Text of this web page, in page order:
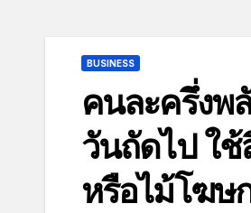
BUSINESS
คนละครึ่งพ
วันถัดไป ใ
หรือไม้โฆษ